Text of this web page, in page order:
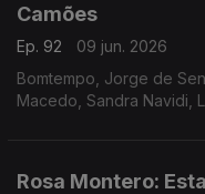
Camões
Ep. 92
09 jun. 2026
Bomtempo, Jorge de
Macedo, Sandra Navidi,
Rosa Montero: